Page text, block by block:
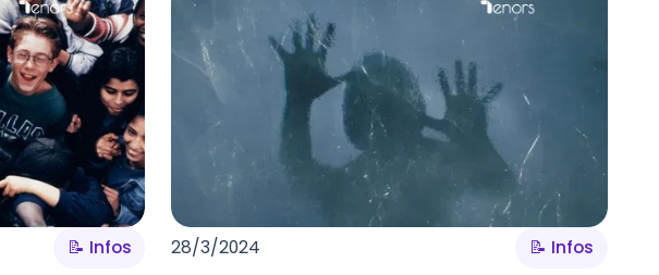
📝 Infos 28/3/2024 📝 Infos